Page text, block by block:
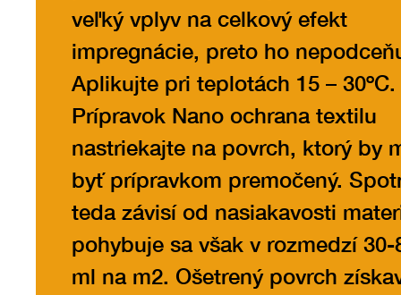
veľký vplyv na celkový efekt
impregnácie, preto ho
Aplikujte pri teplotách 15 – 30ºC.
Prípravok Nano ochrana textilu
nastriekajte na povrch, ktorý by
byť prípravkom premočený.
teda závisí od nasiakavosti
pohybuje sa však v rozmedzí 30-
ml na m2. Ošetrený povrch